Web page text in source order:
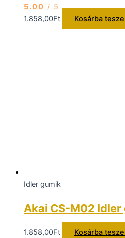
5.00 / 5
1.858,00Ft Kosárba
Idler gumik
Akai CS-M02 Idler
1.858,00Ft Kosárba